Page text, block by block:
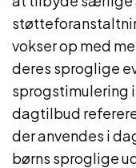
vokser op med
deres sproglige
sprogstimulering
dagtilbud
der anvendes i
børns sproglige